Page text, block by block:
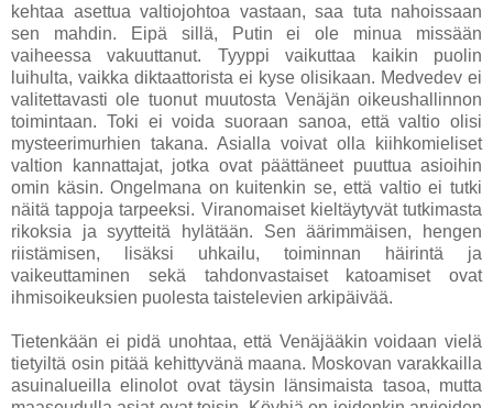
kehtaa asettua valtiojohtoa vastaan, saa tuta nahoissaan
sen mahdin. Eipä sillä, Putin ei ole minua missään
vaiheessa vakuuttanut. Tyyppi vaikuttaa kaikin puolin
luihulta, vaikka diktaattorista ei kyse olisikaan. Medvedev ei
valitettavasti ole tuonut muutosta Venäjän oikeushallinnon
toimintaan. Toki ei voida suoraan sanoa, että valtio olisi
mysteerimurhien takana. Asialla voivat olla kiihkomieliset
valtion kannattajat, jotka ovat päättäneet puuttua asioihin
omin käsin. Ongelmana on kuitenkin se, että valtio ei tutki
näitä tappoja tarpeeksi. Viranomaiset kieltäytyvät tutkimasta
rikoksia ja syytteitä hylätään. Sen äärimmäisen, hengen
riistämisen, lisäksi uhkailu, toiminnan häirintä ja
vaikeuttaminen sekä tahdonvastaiset katoamiset ovat
ihmisoikeuksien puolesta taistelevien arkipäivää.
Tietenkään ei pidä unohtaa, että Venäjääkin voidaan vielä
tietyiltä osin pitää kehittyvänä maana. Moskovan varakkailla
asuinalueilla elinolot ovat täysin länsimaista tasoa, mutta